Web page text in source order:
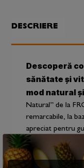
DESCRIERE
Descoperă
sănătate și
mod natural
Natural” de la
remarcabile, la
apreciat pentru
Ce conține
● 1 sticlă Sirop